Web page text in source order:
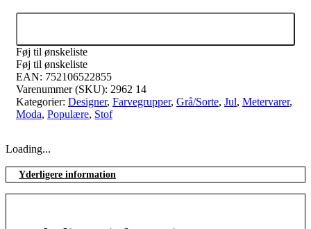
Føj til ønskeliste
Føj til ønskeliste
EAN: 752106522855
Varenummer (SKU): 2962 14
Kategorier: Designer, Farvegrupper, Grå/Sorte, Jul, Metervarer,
Moda, Populære, Stof
Loading...
Yderligere information